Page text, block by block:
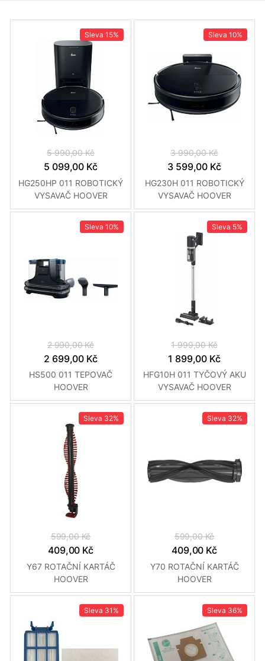
Sleva 15%
5 990,00 Kč
5 099,00 Kč
HG250HP 011 ROBOTICKÝ
VYSAVAČ HOOVER
Sleva 10%
3 990,00 Kč
3 599,00 Kč
HG230H 011 ROBOTICKÝ
VYSAVAČ HOOVER
Sleva 10%
2 990,00 Kč
2 699,00 Kč
HS500 011 TEPOVAČ
HOOVER
Sleva 5%
1 999,00 Kč
1 899,00 Kč
HFG10H 011 TYČOVÝ AKU
VYSAVAČ HOOVER
Sleva 32%
599,00 Kč
409,00 Kč
Y67 ROTAČNÍ KARTÁČ
HOOVER
Sleva 32%
599,00 Kč
409,00 Kč
Y70 ROTAČNÍ KARTÁČ
HOOVER
Sleva 31% Sleva 36%